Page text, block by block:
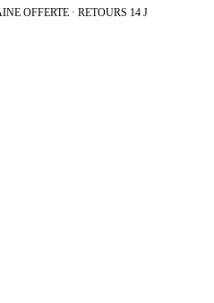
OFFERTE · RETOURS 14 J